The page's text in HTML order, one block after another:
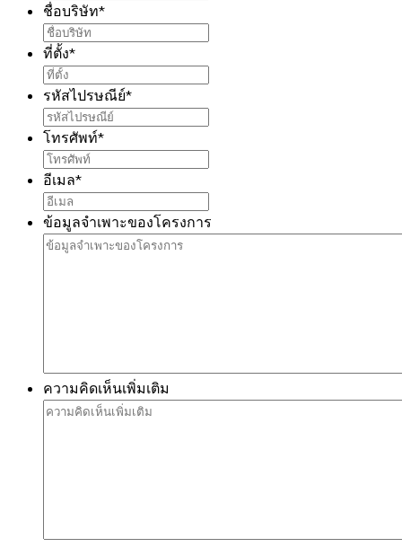
ชื่อบริษัท*
ที่ตั้ง*
รหัสไปรษณีย์*
โทรศัพท์*
อีเมล*
ข้อมูลจำเพาะของโครงการ
ความคิดเห็นเพิ่มเติม